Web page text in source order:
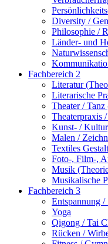
Diversity /
Philosophie /
Länder- und
Fachbereich 2
Literatur
Literarische
Theater /
Theaterpraxis
Kunst- /
Malen /
Textiles
Foto-, Film-,
Musik
Musikalische
Fachbereich 3
Entspannung /
Yoga
Qigong / Tai
Rücken /